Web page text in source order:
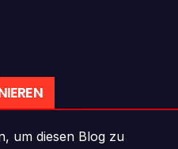
um diesen Blog zu